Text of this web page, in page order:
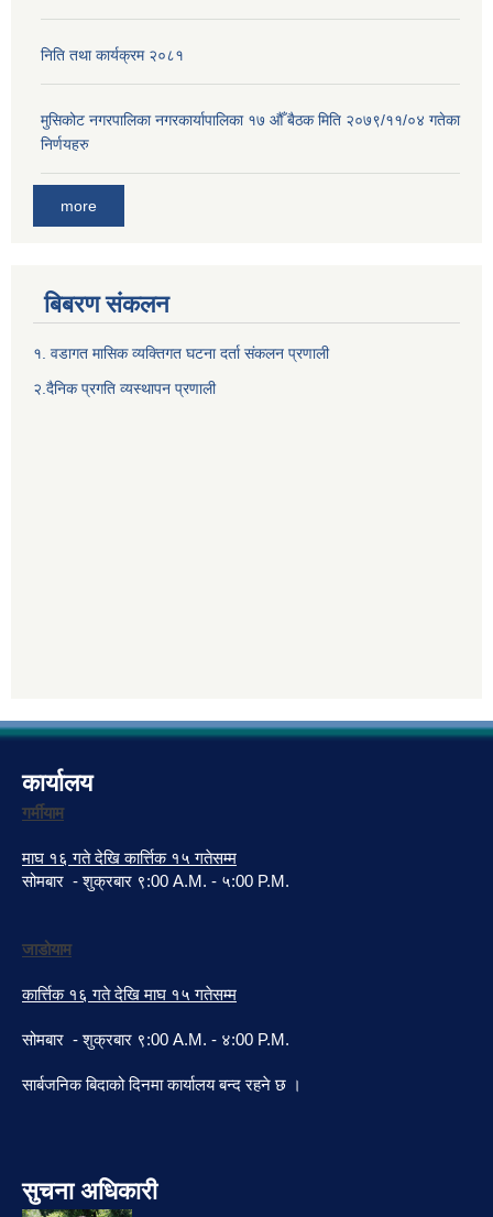
निति तथा कार्यक्रम २०८१
मुसिकोट नगरपालिका नगरकार्यापालिका १७ औँ बैठक मिति २०७९/११/०४ गतेका
निर्णयहरु
more
बिबरण संकलन
१. वडागत मासिक व्यक्तिगत घटना दर्ता संकलन प्रणाली
२.दैनिक प्रगति व्यस्थापन प्रणाली
कार्यालय
गर्मीयाम
माघ १६ गते देखि कार्त्तिक १५ गतेसम्म
सोमबार - शुक्रबार ९:00 A.M. - ५:00 P.M.
जाडोयाम
कार्त्तिक १६ गते देखि माघ १५ गतेसम्म
सोमबार - शुक्रबार ९:00 A.M. - ४:00 P.M.
सार्बजनिक बिदाको दिनमा कार्यालय बन्द रहने छ ।
सुचना अधिकारी